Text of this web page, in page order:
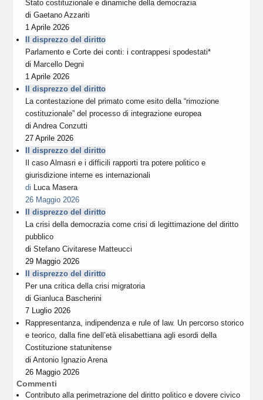
Stato costituzionale e dinamiche della democrazia
diGaetano Azzariti
1 Aprile 2026
Il disprezzo del diritto
Parlamento e Corte dei conti: i contrappesi spodestati*
di Marcello Degni
1 Aprile 2026
Il disprezzo del diritto
La contestazione del primato come esito della “rimozione
costituzionale” del processo di integrazione europea
diAndrea Conzutti
27 Aprile 2026
Il disprezzo del diritto
Il caso Almasri e i difficili rapporti tra potere politico e
giurisdizione interne es internazionali
di
Luca Masera
26 Maggio 2026
Il disprezzo del diritto
La crisi della democrazia come crisi di legittimazione del diritto
pubblico
diStefano Civitarese Matteucci
29 Maggio 2026
Il disprezzo del diritto
Per una critica della crisi migratoria
diGianluca Bascherini
7 Luglio 2026
Rappresentanza, indipendenza e rule of law. Un percorso storico
e teorico, dalla fine dell’età elisabettiana agli esordi della
Costituzione statunitense
diAntonio Ignazio Arena
26 Maggio 2026
Commenti
Contributo alla perimetrazione del diritto politico e dovere civico